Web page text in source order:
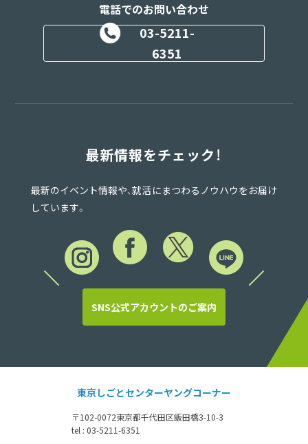
電話でのお問い合わせ
03-5211-
6351
最新情報をチェック！
最新のイベント情報や、就活にまつわるノウハウをお届け
しています。
SNS公式アカウントのご案内
東京しごとセンターヤングコーナー
〒102-0072東京都千代田区飯田橋3-10-3
tel : 03-5211-6351